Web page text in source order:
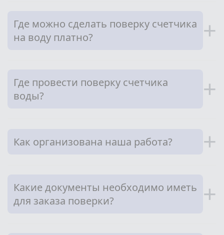
Где можно сделать поверку счетчика
на воду платно?
+
Где провести поверку счетчика
воды?
+
Как организована наша работа? +
Какие документы необходимо иметь
для заказа поверки?
+